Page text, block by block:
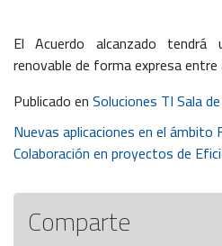
El Acuerdo alcanzado
renovable de forma expresa
Publicado enSoluciones TI Sala
Navegación
de
entradas
Nuevas aplicaciones en el
Colaboración en proyectos de
Comparte